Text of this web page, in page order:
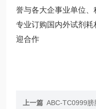
誉与各大企事业单位、
专业订购国内外试剂
迎合作
上一篇 ABC-TC0999